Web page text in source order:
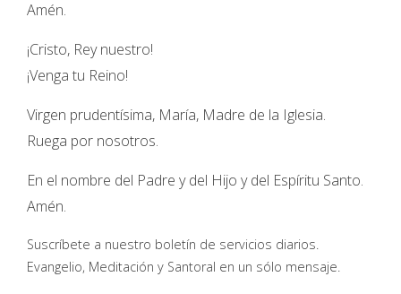
Amén.
¡Cristo, Rey nuestro!
¡Venga tu Reino!
Virgen prudentísima, María, Madre de la Iglesia.
Ruega por nosotros.
En el nombre del Padre y del Hijo y del Espíritu Santo.
Amén.
Suscríbete a nuestro boletín de servicios diarios.
Evangelio, Meditación y Santoral en un sólo mensaje.